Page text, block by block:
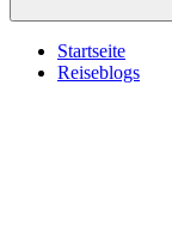
Startseite
Reiseblogs